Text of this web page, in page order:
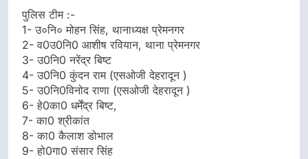
पुलिस टीम :-
1- उ०नि० मोहन सिंह, थानाध्यक्ष प्रेमनगर
2- व0उ0नि0 आशीष रवियान, थाना प्रेमनगर
3- उ0नि0 नरेंद्र बिष्ट
4- उ0नि0 कुंदन राम (एसओजी देहरादून )
5- उ0नि0विनोद राणा (एसओजी देहरादून )
6- हे0का0 धर्मेंद्र बिष्ट,
7- का0 श्रीकांत
8- का0 कैलाश डोभाल
9- हो0गा0 संसार सिंह